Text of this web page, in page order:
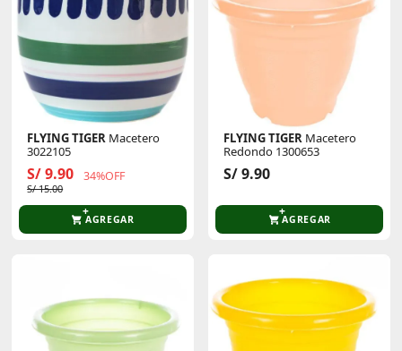
FLYING TIGER Macetero
3022105
S/ 9.90 34%OFF
S/ 15.00
AGREGAR
FLYING TIGER Macetero
Redondo 1300653
S/ 9.90
AGREGAR